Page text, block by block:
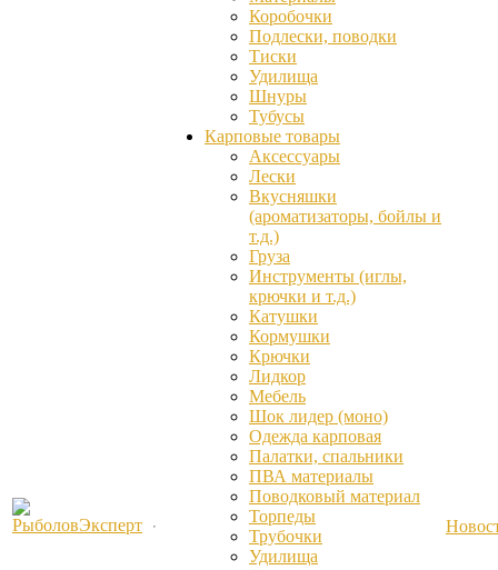
Коробочки
Подлески, поводки
Тиски
Удилища
Шнуры
Тубусы
Карповые товары
Аксессуары
Лески
Вкусняшки
(ароматизаторы, бойлы и
т.д.)
Груза
Инструменты (иглы,
крючки и т.д.)
Катушки
Кормушки
Крючки
Лидкор
Мебель
Шок лидер (моно)
Одежда карповая
Палатки, спальники
ПВА материалы
Поводковый материал
Торпеды
Трубочки
Удилища